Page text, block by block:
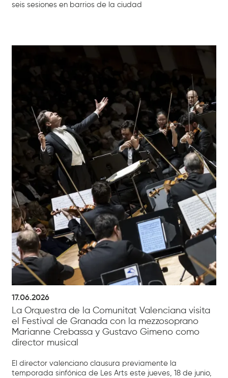
seis sesiones en barrios de la ciudad
17.06.2026
La Orquestra de la Comunitat Valenciana visita
el Festival de Granada con la mezzosoprano
Marianne Crebassa y Gustavo Gimeno como
director musical
El director valenciano clausura previamente la
temporada sinfónica de Les Arts este jueves, 18 de junio,